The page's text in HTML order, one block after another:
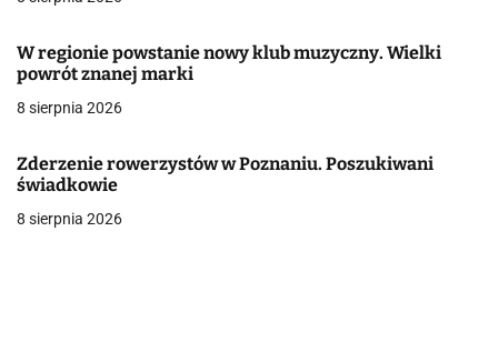
w
p
i
s
W regionie powstanie nowy klub muzyczny. Wielki
powrót znanej marki
8 sierpnia 2026
Zderzenie rowerzystów w Poznaniu. Poszukiwani
świadkowie
8 sierpnia 2026